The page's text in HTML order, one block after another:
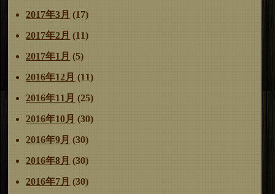
2017年3月 (17)
2017年2月 (11)
2017年1月 (5)
2016年12月 (11)
2016年11月 (25)
2016年10月 (30)
2016年9月 (30)
2016年8月 (30)
2016年7月 (30)